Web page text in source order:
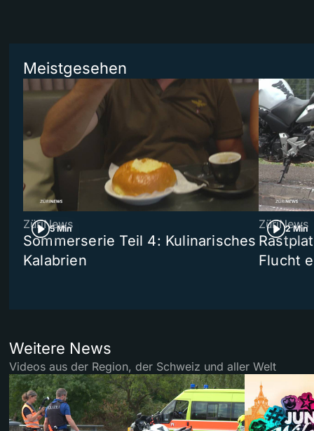
Meistgesehen
5 Min
ZüriNews
Sommerserie Teil 4: Kulinarisches
Kalabrien
2 Min
ZüriNews
Flucht
Weitere News
Videos aus der Region, der Schweiz und aller Welt